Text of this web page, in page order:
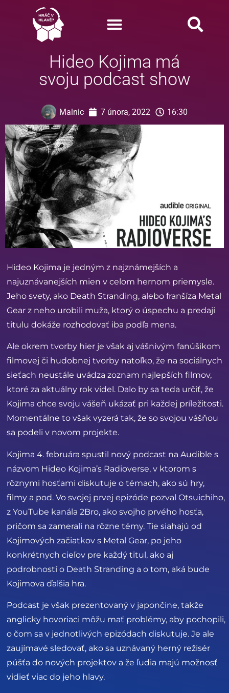
Hideo Kojima má
svoju podcast show
Malnic 7 února, 2022 16:30
Hideo Kojima je jedným z najznámejších a
najuznávanejších mien v celom hernom priemysle.
Jeho svety, ako Death Stranding, alebo franšíza Metal
Gear z neho urobili muža, ktorý o úspechu a predaji
titulu dokáže rozhodovať iba podľa mena.
Ale okrem tvorby hier je však aj vášnivým fanúšikom
filmovej či hudobnej tvorby natoľko, že na sociálnych
sieťach neustále uvádza zoznam najlepších filmov,
ktoré za aktuálny rok videl. Dalo by sa teda určiť, že
Kojima chce svoju vášeň ukázať pri každej príležitosti.
Momentálne to však vyzerá tak, že so svojou vášňou
sa podeli v novom projekte.
Kojima 4. februára spustil nový podcast na Audible s
názvom Hideo Kojima’s Radioverse, v ktorom s
rôznymi hosťami diskutuje o témach, ako sú hry,
filmy a pod. Vo svojej prvej epizóde pozval Otsuichiho,
z YouTube kanála 2Bro, ako svojho prvého hosťa,
pričom sa zamerali na rôzne témy. Tie siahajú od
Kojimových začiatkov s Metal Gear, po jeho
konkrétnych cieľov pre každý titul, ako aj
podrobností o Death Stranding a o tom, aká bude
Kojimova ďalšia hra.
Podcast je však prezentovaný v japončine, takže
anglicky hovoriaci môžu mať problémy, aby pochopili,
o čom sa v jednotlivých epizódach diskutuje. Je ale
zaujímavé sledovať, ako sa uznávaný herný režisér
púšťa do nových projektov a že ľudia majú možnosť
vidieť viac do jeho hlavy.